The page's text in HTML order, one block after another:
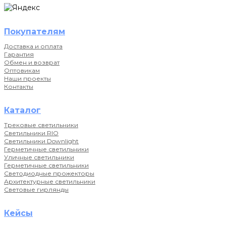
Покупателям
Доставка и оплата
Гарантия
Обмен и возврат
Оптовикам
Наши проекты
Контакты
Каталог
Трековые светильники
Светильники RIO
Светильники Downlight
Герметичные светильники
Уличные светильники
Герметичные светильники
Светодиодные прожекторы
Архитектурные светильники
Световые гирлянды
Кейсы